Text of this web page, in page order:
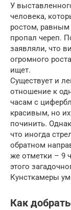
У
человека,
ростом, равным
пропал череп.
заявляли, что
огромного
ищет.
Существует и
отношение к
часам с
красивым, но
починить.
что иногда
обратном
же отметки – 9
этого
Кунсткамеры
Как